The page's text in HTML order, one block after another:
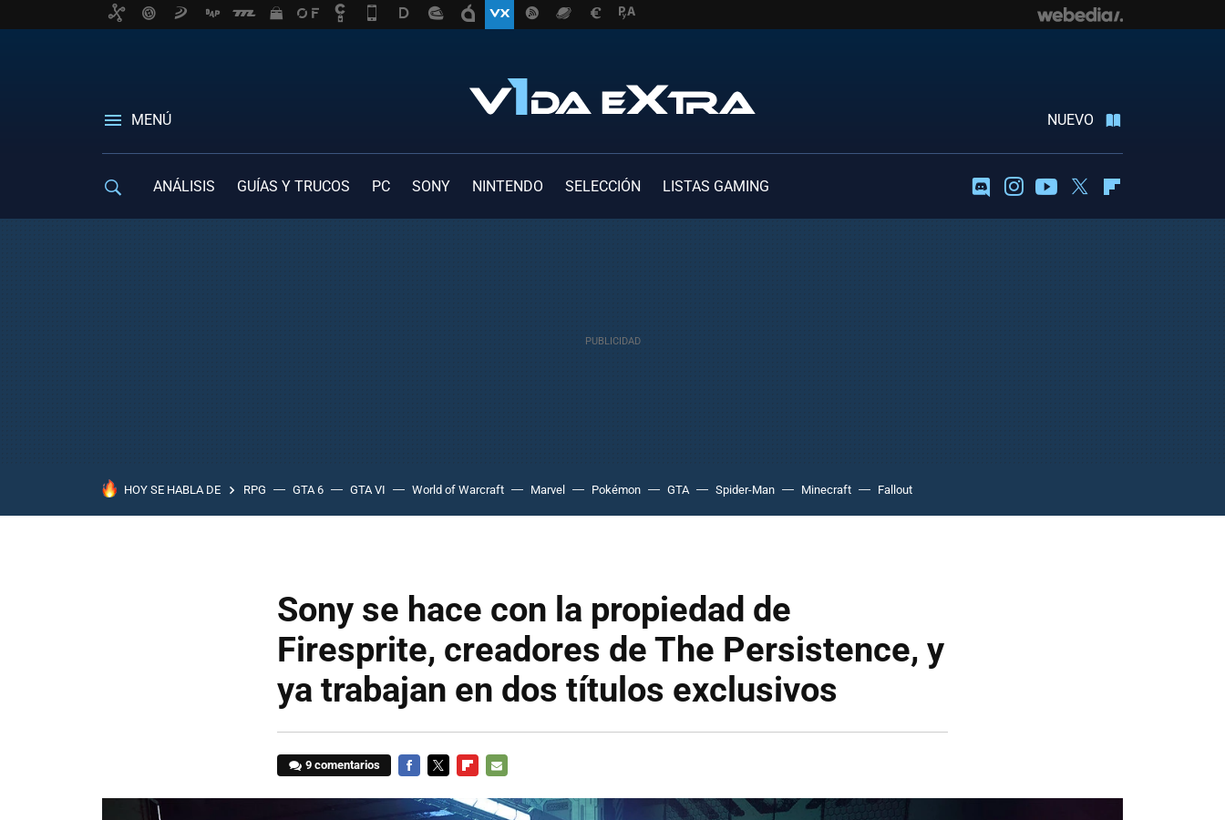
MENÚ NUEVO
ANÁLISIS GUÍAS Y TRUCOS PC SONY NINTENDO SELECCIÓN LISTAS GAMING DiscordInstagramYoutubeTwitter
HOY SE HABLA DE RPG GTA 6 GTA VI World of Warcraft Marvel Pokémon GTA Spider-Man Minecraft Fallout
Sony se hace con la propiedad de
Firesprite, creadores de The Persistence, y
ya trabajan en dos títulos exclusivos
9 comentarios
MAIL